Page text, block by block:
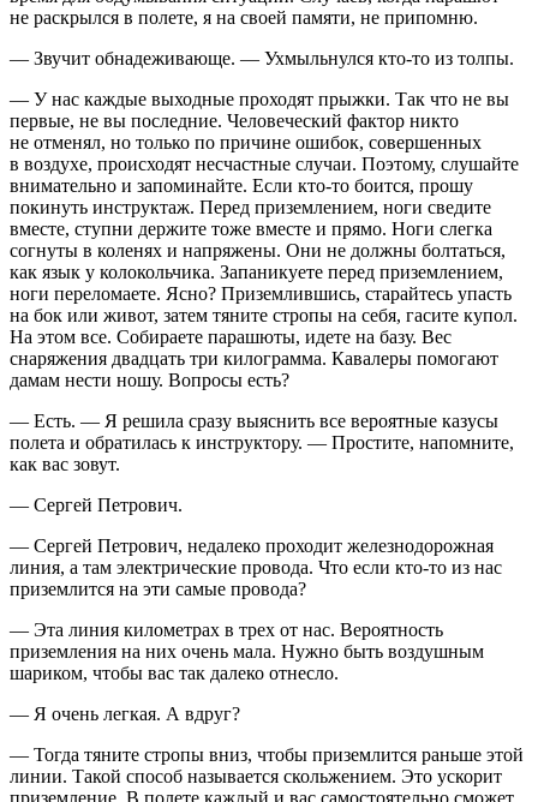
не раскрылся в полете, я на своей памяти, не припомню.
— Звучит обнадеживающе. — Ухмыльнулся кто-то из толпы.
— У нас каждые выходные проходят прыжки. Так что не вы
первые, не вы последние. Человеческий фактор никто
не отменял, но только по причине ошибок, совершенных
в воздухе, происходят несчастные случаи. Поэтому, слушайте
внимательно и запоминайте. Если кто-то боится, прошу
покинуть инструктаж. Перед приземлением, ноги сведите
вместе, ступни держите тоже вместе и прямо. Ноги слегка
согнуты в коленях и напряжены. Они не должны болтаться,
как язык у колокольчика. Запаникуете перед приземлением,
ноги переломаете. Ясно? Приземлившись, старайтесь упасть
на бок или живот, затем тяните стропы на себя, гасите купол.
На этом все. Собираете парашюты, идете на базу. Вес
снаряжения двадцать три килограмма. Кавалеры помогают
дамам нести ношу. Вопросы есть?
— Есть. — Я решила сразу выяснить все вероятные казусы
полета и обратилась к инструктору. — Простите, напомните,
как вас зовут.
— Сергей Петрович.
— Сергей Петрович, недалеко проходит железнодорожная
линия, а там электрические провода. Что если кто-то из нас
приземлится на эти самые провода?
— Эта линия километрах в трех от нас. Вероятность
приземления на них очень мала. Нужно быть воздушным
шариком, чтобы вас так далеко отнесло.
— Я очень легкая. А вдруг?
— Тогда тяните стропы вниз, чтобы приземлится раньше этой
линии. Такой способ называется скольжением. Это ускорит